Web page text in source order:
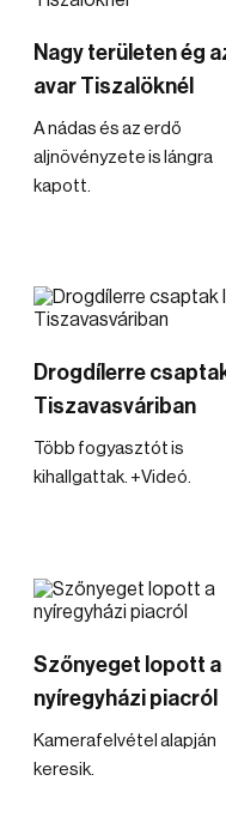
Nagy területen ég
avar Tiszalöknél
A nádas és az erdő
aljnövényzete is lángra
kapott.
Drogdílerre
Tiszavasváriban
Több fogyasztót is
kihallgattak. +Videó.
Szőnyeget lopott a
nyíregyházi piacról
Kamerafelvétel alapján
keresik.